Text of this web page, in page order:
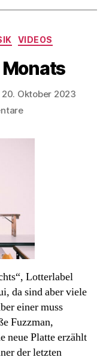
VIDEOS
20. Oktober 2023
zu
des
Lotterlabel
da sind aber viele
einer muss
Fuzzman,
neue Platte erzählt
der letzten